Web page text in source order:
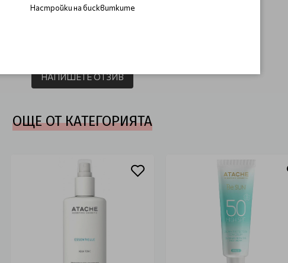
НАПИШЕТЕ ОТЗИВ
ОЩЕ ОТ КАТЕГОРИЯТА
Настройки на бисквитките